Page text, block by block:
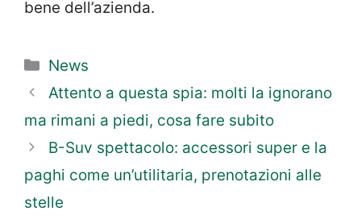
bene dell’azienda.
Categorie
News
Attento a questa spia: molti la ignorano
ma rimani a piedi, cosa fare subito
B-Suv spettacolo: accessori super e la
paghi come un’utilitaria, prenotazioni alle
stelle